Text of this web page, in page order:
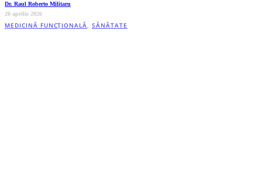
Dr. Raul Roberto Militaru
20 aprilie 2026
MEDICINĂ FUNCȚIONALĂ,SĂNĂTATE